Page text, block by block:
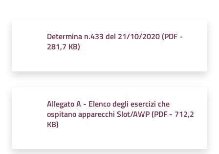
Determina n.433 del 21/10/2020(PDF -
281,7 KB)
Allegato A - Elenco degli esercizi che
ospitano apparecchi Slot/AWP(PDF - 712,2
KB)